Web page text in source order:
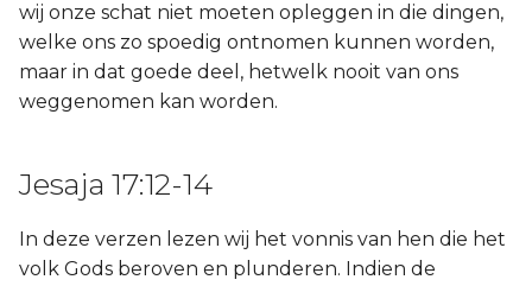
wij onze schat niet moeten opleggen in die dingen,
welke ons zo spoedig ontnomen kunnen worden,
maar in dat goede deel, hetwelk nooit van ons
weggenomen kan worden.
Jesaja 17:12-14
In deze verzen lezen wij het vonnis van hen die het
volk Gods beroven en plunderen. Indien de